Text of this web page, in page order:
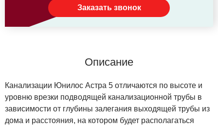
Заказать звонок
Описание
Канализации Юнилос Астра 5 отличаются по высоте и
уровню врезки подводящей канализационной трубы в
зависимости от глубины залегания выходящей трубы из
дома и расстояния, на котором будет располагаться